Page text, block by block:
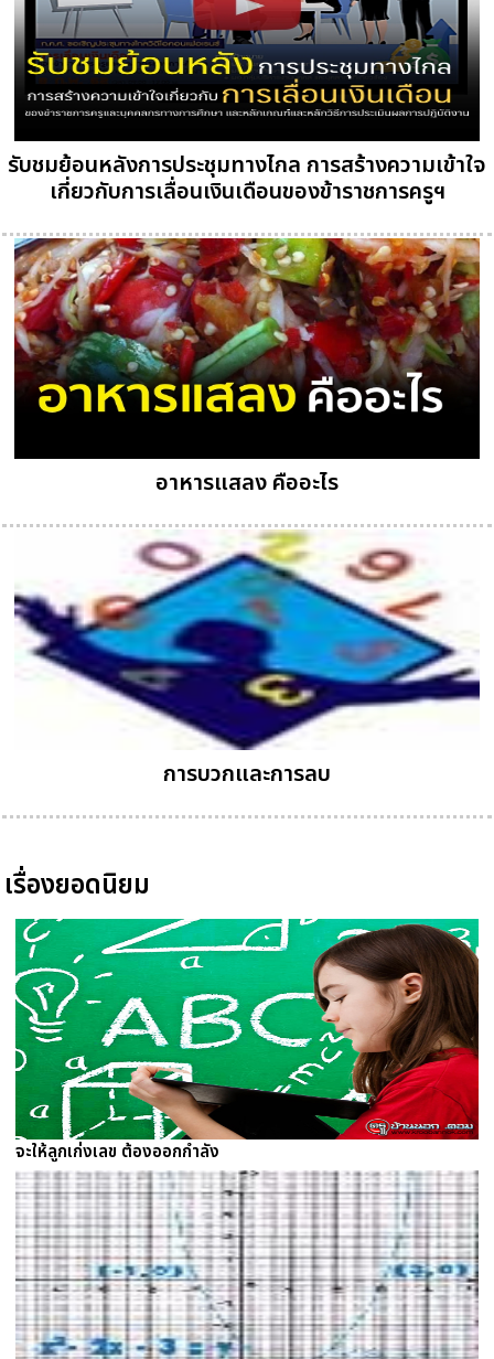
รับชมย้อนหลังการประชุมทางไกล การสร้างความเข้าใจ
เกี่ยวกับการเลื่อนเงินเดือนของข้าราชการครูฯ
อาหารแสลง คืออะไร
การบวกและการลบ
เรื่องยอดนิยม
จะให้ลูกเก่งเลข ต้องออกกำลัง